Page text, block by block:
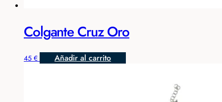
Colgante Cruz Oro
45 € Añadir al carrito